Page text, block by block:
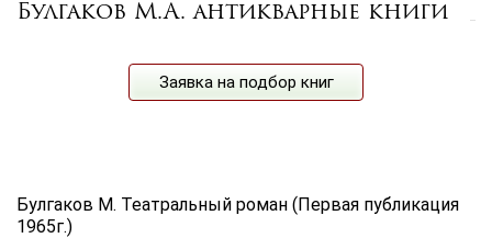
Цена руб.
Язык книги
Булгаков М.А. антикварные книги
Заявка на подбор книг
Булгаков М. Театральный роман (Первая публикация
1965г.)